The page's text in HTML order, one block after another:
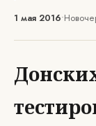
1 мая 2016•